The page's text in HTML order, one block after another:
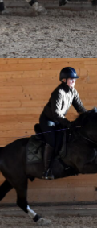
3
9 10
16 17